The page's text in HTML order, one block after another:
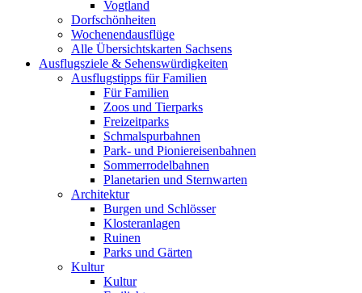
Vogtland
Dorfschönheiten
Wochenendausflüge
Alle Übersichtskarten Sachsens
Ausflugsziele & Sehenswürdigkeiten
Ausflugstipps für Familien
Für Familien
Zoos und Tierparks
Freizeitparks
Schmalspurbahnen
Park- und Pioniereisenbahnen
Sommerrodelbahnen
Planetarien und Sternwarten
Architektur
Burgen und Schlösser
Klosteranlagen
Ruinen
Parks und Gärten
Kultur
Kultur